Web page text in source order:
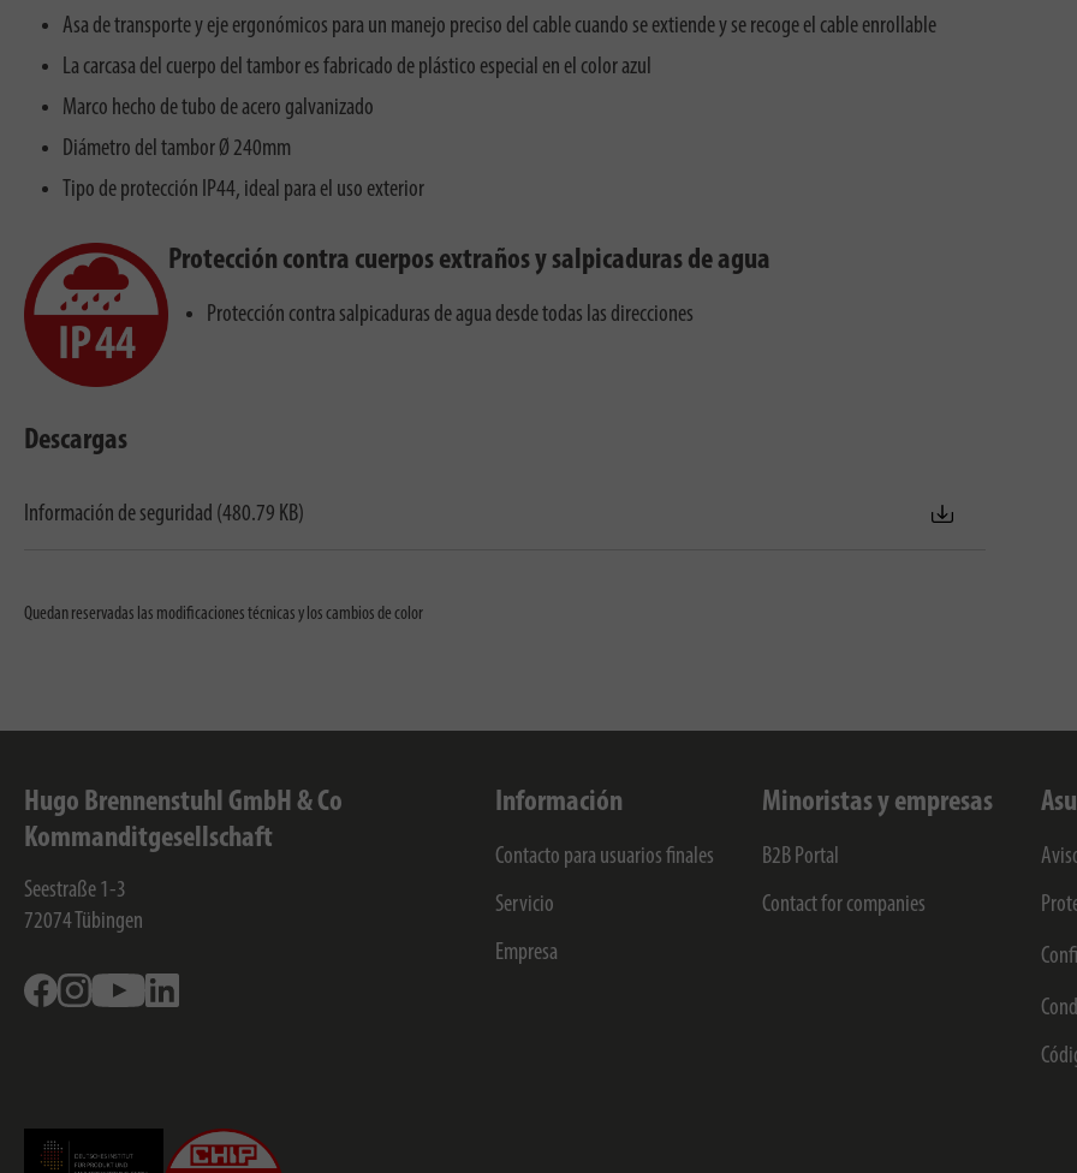
Asa de transporte y eje ergonómicos para un manejo preciso del cable cuando se extiende y se recoge el cable enrollable
La carcasa del cuerpo del tambor es fabricado de plástico especial en el color azul
Marco hecho de tubo de acero galvanizado
Diámetro del tambor Ø 240mm
Tipo de protección IP44, ideal para el uso exterior
Protección contra cuerpos extraños y salpicaduras de agua
Protección contra salpicaduras de agua desde todas las direcciones
Descargas
Información de seguridad (480.79 KB)
Quedan reservadas las modificaciones técnicas y los cambios de color
Hugo Brennenstuhl GmbH & Co
Kommanditgesellschaft
Seestraße 1-3
72074 Tübingen
FacebookInstagramYoutube
Información
Contacto para usuarios finales
Servicio
Empresa
Minoristas y empresas
B2B Portal
Contact for companies